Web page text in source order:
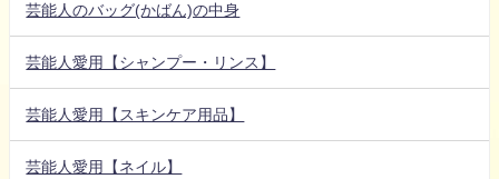
芸能人のバッグ(かばん)の中身
芸能人愛用【シャンプー・リンス】
芸能人愛用【スキンケア用品】
芸能人愛用【ネイル】